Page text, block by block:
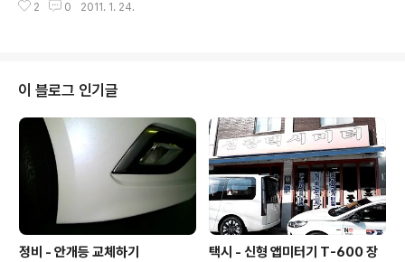
으로 돌아다니고.. 다만.. 중간에 다방가서 커피한잔 더 했
점이 오픈되었다는데 그곳도 가봐야 할것 같습니다. 나름
커피마니아는 아니어도, 커피향과 커피를 통해서 느낄 수
있는 친분이 저를 더 끌어 당기는듯 합니다. 가끔은 집에서
도 내려먹는 커피... 하지만, 집에서 먹는 맛과 직접가서 먹
는 맛의 차이랄까? 아직은 아마츄어인듯 합니다. 매주... 아
니 한달..
2 0 2011. 1. 24.
이 블로그 인기글
정비 - 안개등 교체하기
택시 - 신형 앱미터기 T-600 장